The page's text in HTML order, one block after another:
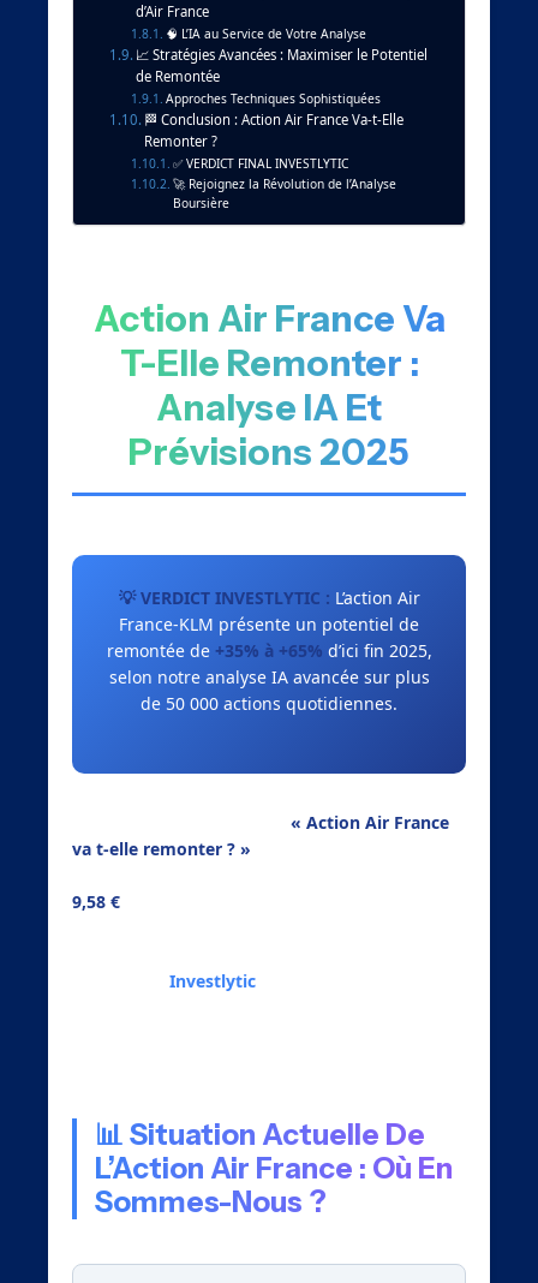
d’Air France
🧠 L’IA au Service de Votre Analyse
📈 Stratégies Avancées : Maximiser le Potentiel
de Remontée
Approches Techniques Sophistiquées
🏁 Conclusion : Action Air France Va-t-Elle
Remonter ?
✅ VERDICT FINAL INVESTLYTIC
🚀 Rejoignez la Révolution de l’Analyse
Boursière
Action Air France Va
T-Elle Remonter :
Analyse IA Et
Prévisions 2025
💡 VERDICT INVESTLYTIC : L’action Air
France-KLM présente un potentiel de
remontée de +35% à +65% d’ici fin 2025,
selon notre analyse IA avancée sur plus
de 50 000 actions quotidiennes.
« Action Air France
va t-elle remonter ? »
9,58 €
Investlytic
📊 Situation Actuelle De
L’Action Air France : Où En
Sommes-Nous ?